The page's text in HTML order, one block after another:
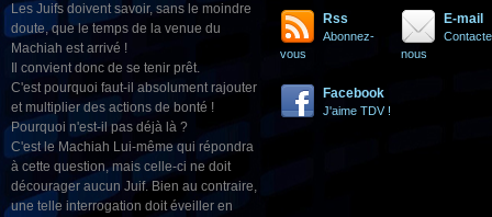
Les Juifs doivent savoir, sans le moindre
doute, que le temps de la venue du
Machiah est arrivé !
Il convient donc de se tenir prêt.
C'est pourquoi faut-il absolument rajouter
et multiplier des actions de bonté !
Pourquoi n'est-il pas déjà là ?
C'est le Machiah Lui-même qui répondra
à cette question, mais celle-ci ne doit
décourager aucun Juif. Bien au contraire,
une telle interrogation doit éveiller en
Rss
Abonnez-
vous
E-mail
nous
Facebook
J'aime TDV !